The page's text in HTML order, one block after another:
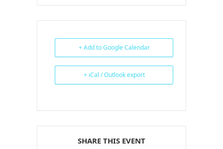
+ Add to Google Calendar
+ iCal / Outlook export
SHARE THIS EVENT